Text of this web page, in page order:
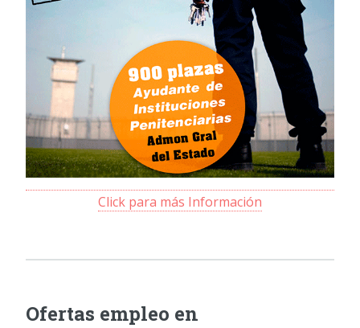
Click para más Información
Ofertas empleo en